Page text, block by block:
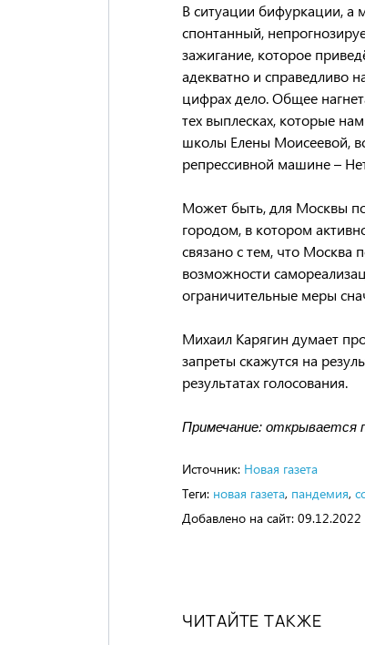
В ситуации бифуркации, а
спонтанный,
зажигание, которое
адекватно и справедливо
цифрах дело. Общее
тех выплесках, которые
школы Елены Моисеевой,
репрессивной машине –
Может быть, для Москвы
городом, в котором
связано с тем, что Москва
возможности
ограничительные меры
Михаил Карягин думает
запреты скажутся на
результатах голосования.
Примечание: открывается
Источник: Новая газета
Теги: новая газета, пандемия,
Добавлено на сайт: 09.12.2022
ЧИТАЙТЕ ТАКЖЕ